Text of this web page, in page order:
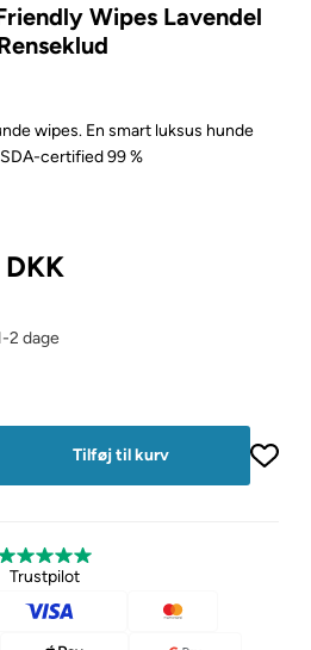
Wipes Lavendel
wipes. En smart luksus hunde
certified 99 %
DKK
2 dage
Trustpilot